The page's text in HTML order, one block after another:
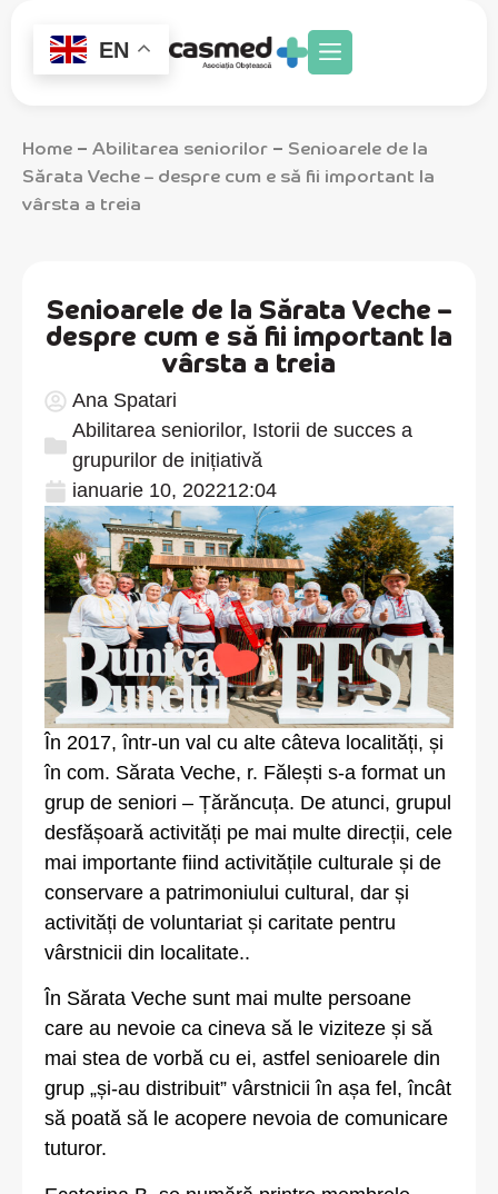
EN
Home – Abilitarea seniorilor – Senioarele de la
Sărata Veche – despre cum e să fii important la
vârsta a treia
Senioarele de la Sărata Veche –
despre cum e să fii important la
vârsta a treia
Ana Spatari
Abilitarea seniorilor, Istorii de succes a
grupurilor de inițiativă
ianuarie 10, 202212:04
În 2017, într-un val cu alte câteva localități, și
în com. Sărata Veche, r. Fălești s-a format un
grup de seniori – Țărăncuța. De atunci, grupul
desfășoară activități pe mai multe direcții, cele
mai importante fiind activitățile culturale și de
conservare a patrimoniului cultural, dar și
activități de voluntariat și caritate pentru
vârstnicii din localitate..
În Sărata Veche sunt mai multe persoane
care au nevoie ca cineva să le viziteze și să
mai stea de vorbă cu ei, astfel senioarele din
grup „și-au distribuit” vârstnicii în așa fel, încât
să poată să le acopere nevoia de comunicare
tuturor.